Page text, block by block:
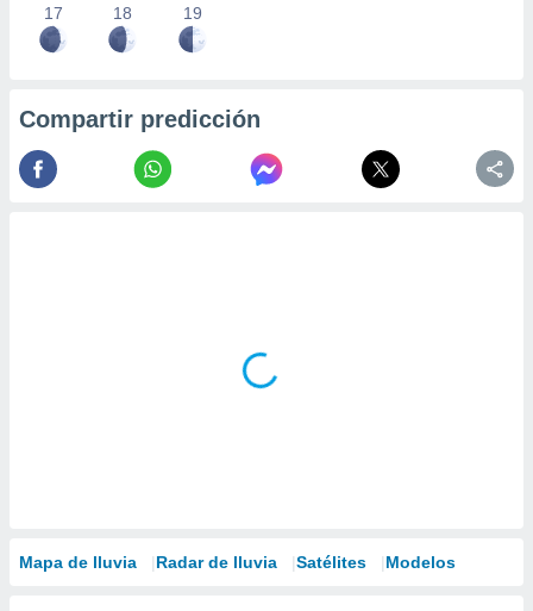
17 18 19
Compartir predicción
Mapa de lluvia Radar de lluvia Satélites Modelos